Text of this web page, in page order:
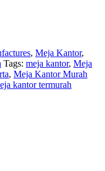
, Meja Kantor,
Tags: meja kantor, Meja
, Meja Kantor Murah
kantor termurah